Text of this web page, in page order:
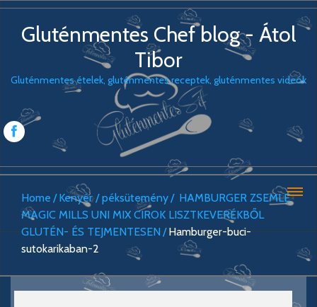
Gluténmentes Chef blog - Átol
Tibor
Gluténmentes ételek, gluténmentes receptek, gluténmentes videók
Home Kenyér / péksütemény
HAMBURGER ZSEMLE
MAGIC MILLS UNI MIX CIROK LISZTKEVERÉKBŐL
GLUTÉN- ÉS TEJMENTESEN
Hamburger-buci-
sutokarikaban-2